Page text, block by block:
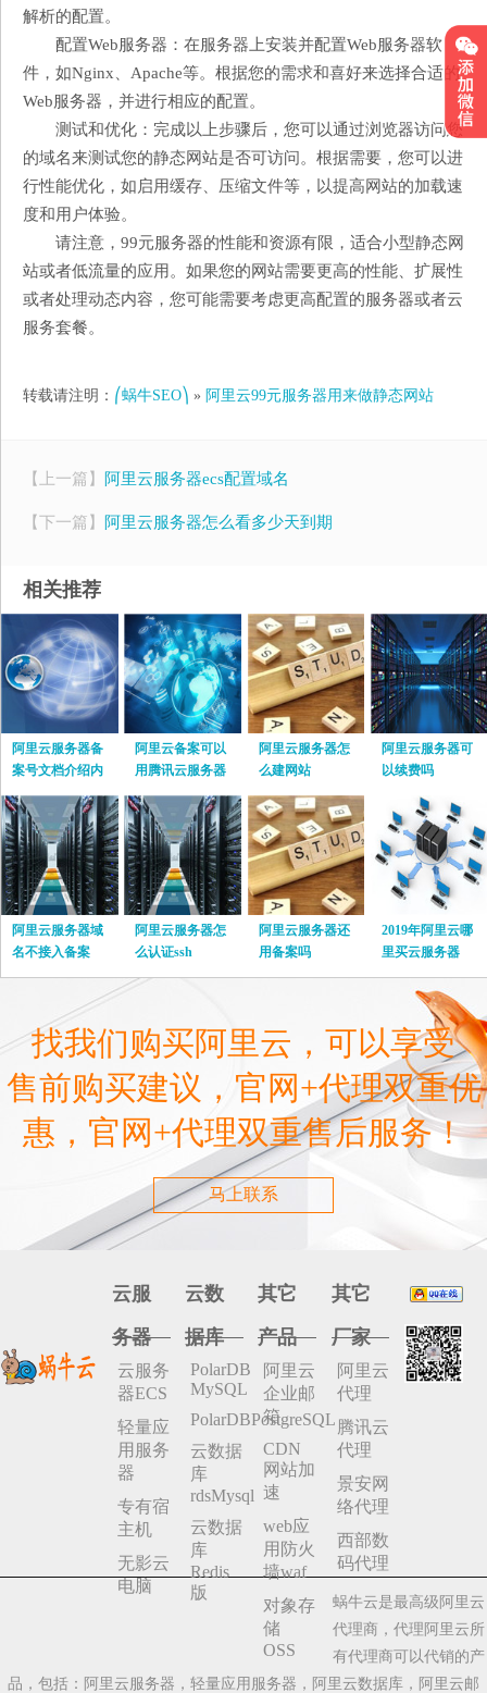
解析的配置。
配置Web服务器：在服务器上安装并配置Web服务器软
件，如Nginx、Apache等。根据您的需求和喜好来选择合适的
Web服务器，并进行相应的配置。
测试和优化：完成以上步骤后，您可以通过浏览器访问您
的域名来测试您的静态网站是否可访问。根据需要，您可以进
行性能优化，如启用缓存、压缩文件等，以提高网站的加载速
度和用户体验。
请注意，99元服务器的性能和资源有限，适合小型静态网
站或者低流量的应用。如果您的网站需要更高的性能、扩展性
或者处理动态内容，您可能需要考虑更高配置的服务器或者云
服务套餐。
转载请注明： ⎛蜗牛SEO⎞ » 阿里云99元服务器用来做静态网站
【上一篇】 阿里云服务器ecs配置域名
【下一篇】 阿里云服务器怎么看多少天到期
相关推荐
阿里云服务器备
案号文档介绍内
容
阿里云备案可以
用腾讯云服务器
吗
阿里云服务器怎
么建网站
阿里云服务器可
以续费吗
阿里云服务器域
名不接入备案
阿里云服务器怎
么认证ssh
阿里云服务器还
用备案吗
2019年阿里云哪
里买云服务器
找我们购买阿里云，可以享受
售前购买建议，官网+代理双重优
惠，官网+代理双重售后服务！
马上联系
云服
务器
云服务
器ECS
轻量应
用服务
器
专有宿
主机
无影云
电脑
云数
据库
PolarDB
MySQL
PolarDBPostgreSQL
云数据
库
rdsMysql
云数据
库
Redis
版
其它
产品
阿里云
企业邮
箱
CDN
网站加
速
web应
用防火
墙waf
对象存
储
OSS
其它
厂家
阿里云
代理
腾讯云
代理
景安网
络代理
西部数
码代理
蜗牛云是最高级阿里云
代理商，代理阿里云所
有代理商可以代销的产
品，包括：阿里云服务器，轻量应用服务器，阿里云数据库，阿里云邮